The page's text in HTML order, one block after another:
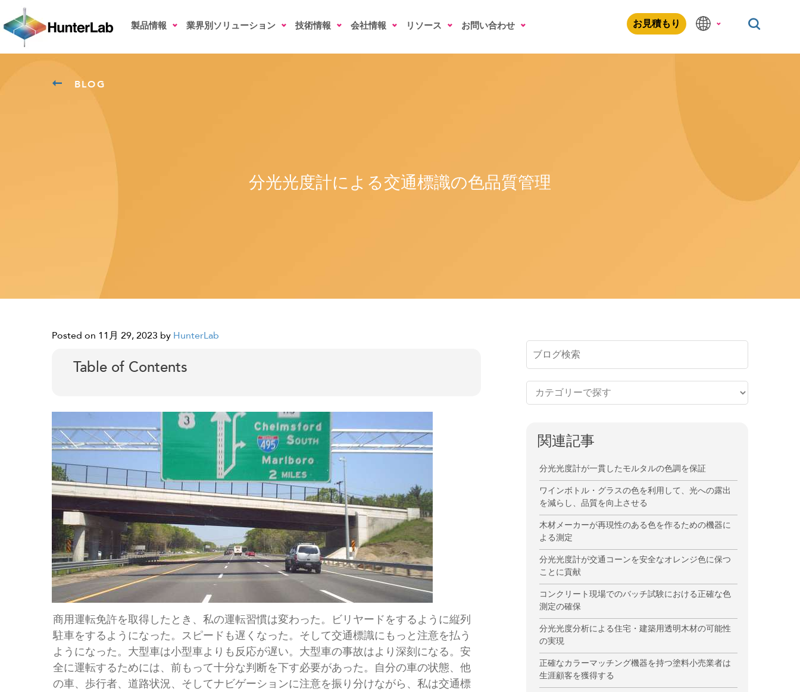
製品情報 業界別ソリューション 技術情報 会社情報 リソース お問い合わせ お見積もり
BLOG
分光光度計による交通標識の色品質管理
Posted on 11月 29, 2023 by HunterLab
Table of Contents
商用運転免許を取得したとき、私の運転習慣は変わった。ビリヤードをするように縦列
駐車をするようになった。スピードも遅くなった。そして交通標識にもっと注意を払う
ようになった。大型車は小型車よりも反応が遅い。大型車の事故はより深刻になる。安
全に運転するためには、前もって十分な判断を下す必要があった。自分の車の状態、他
の車、歩行者、道路状況、そしてナビゲーションに注意を振り分けながら、私は交通標
関連記事
分光光度計が一貫したモルタルの色調を保証
ワインボトル・グラスの色を利用して、光への露出
を減らし、品質を向上させる
木材メーカーが再現性のある色を作るための機器に
よる測定
分光光度計が交通コーンを安全なオレンジ色に保つ
ことに貢献
コンクリート現場でのバッチ試験における正確な色
測定の確保
分光光度分析による住宅・建築用透明木材の可能性
の実現
正確なカラーマッチング機器を持つ塗料小売業者は
生涯顧客を獲得する